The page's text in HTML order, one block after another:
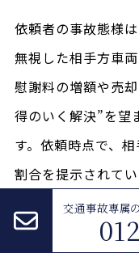
依頼者の事故態様
無視した相手方車
慰謝料の増額や売
得のいく解決”を望
す。依頼時点で、
割合を提示されてい
まず、事故状況を
合は明らかに不当
交通事故専属